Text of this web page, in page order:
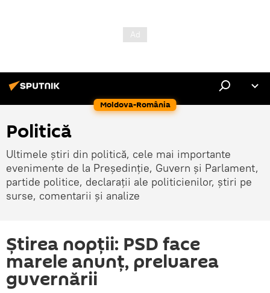
Moldova-România
Politică
Ultimele știri din politică, cele mai importante
evenimente de la Președinție, Guvern și Parlament,
partide politice, declarații ale politicienilor, știri pe
surse, comentarii și analize
Știrea nopții: PSD face
marele anunț, preluarea
guvernării